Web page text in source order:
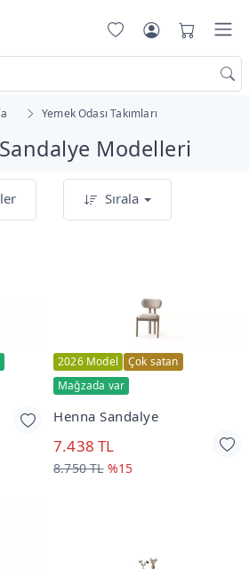
Yemek Odası Takımları
Modelleri
Sırala
2026 Model
Çok satan
Mağzada var
Henna Sandalye
7.438 TL
8.750 TL %15